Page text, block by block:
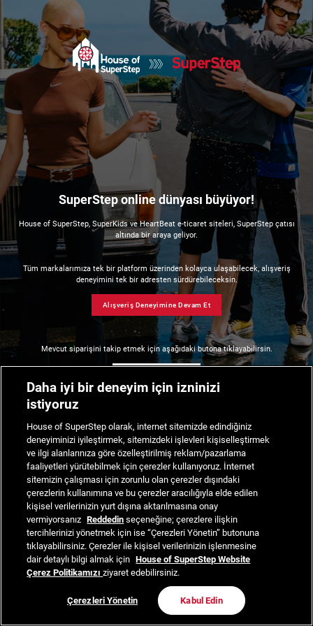
SuperStep online dünyası büyüyor!
House of SuperStep, SuperKids ve HeartBeat e-ticaret siteleri, SuperStep çatısı
altında bir araya geliyor.
Tüm markalarımıza tek bir platform üzerinden kolayca ulaşabilecek, alışveriş
deneyimini tek bir adresten sürdürebileceksin.
Alışveriş Deneyimine Devam Et
Mevcut siparişini takip etmek için aşağıdaki butona tıklayabilirsin.
Daha iyi bir deneyim için izninizi
istiyoruz
House of SuperStep olarak, internet sitemizde edindiğiniz
deneyiminizi iyileştirmek, sitemizdeki işlevleri kişiselleştirmek
ve ilgi alanlarınıza göre özelleştirilmiş reklam/pazarlama
faaliyetleri yürütebilmek için çerezler kullanıyoruz. İnternet
sitemizin çalışması için zorunlu olan çerezler dışındaki
çerezlerin kullanımına ve bu çerezler aracılığıyla elde edilen
kişisel verilerinizin yurt dışına aktarılmasına onay
vermiyorsanız Reddedin seçeneğine; çerezlere ilişkin
tercihlerinizi yönetmek için ise “Çerezleri Yönetin” butonuna
tıklayabilirsiniz. Çerezler ile kişisel verilerinizin işlenmesine
dair detaylı bilgi almak için House of SuperStep Website
Çerez Politikamızıziyaret edebilirsiniz.
Çerezleri Yönetin Kabul Edin